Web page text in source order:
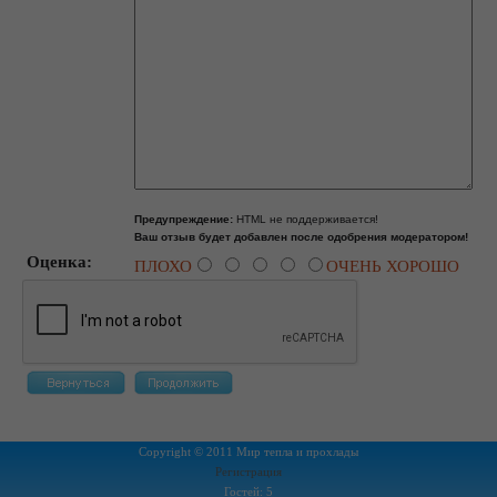
Предупреждение: HTML не поддерживается!
Ваш отзыв будет добавлен после одобрения модератором!
Оценка: ПЛОХО ОЧЕНЬ ХОРОШО
Copyright © 2011 Мир тепла и прохлады
Регистрация
Гостей: 5